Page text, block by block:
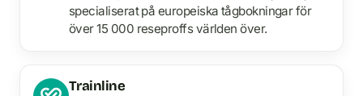
specialiserat på europeiska tågbokningar för
över 15 000 reseproffs världen över.
Trainline